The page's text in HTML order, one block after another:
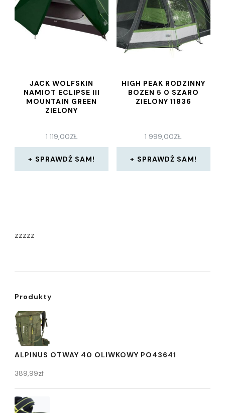
JACK WOLFSKIN
NAMIOT ECLIPSE III
MOUNTAIN GREEN
ZIELONY
1 119,00ZŁ
SPRAWDŹ SAM!
HIGH PEAK RODZINNY
BOZEN 5 0 SZARO
ZIELONY 11836
1 999,00ZŁ
SPRAWDŹ SAM!
zzzzz
Produkty
ALPINUS OTWAY 40 OLIWKOWY PO43641
389,99zł